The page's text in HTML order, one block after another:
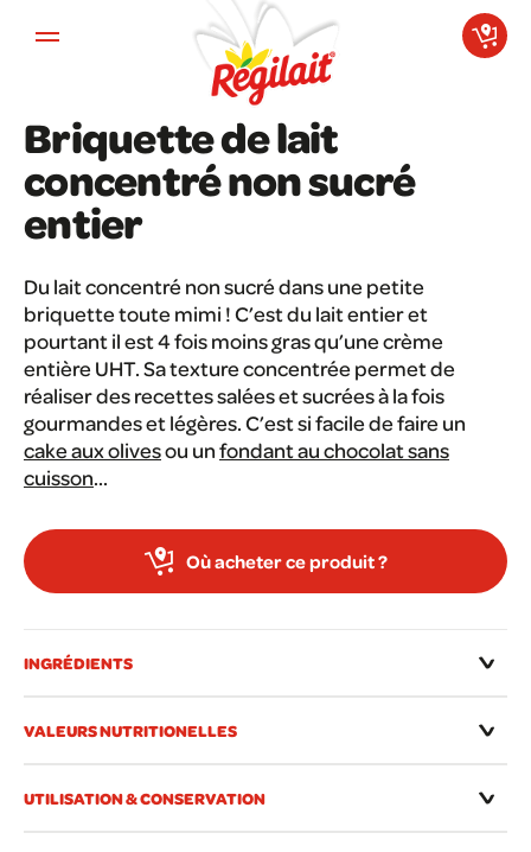
Briquette de lait
concentré non sucré
entier
Du lait concentré non sucré dans une petite
briquette toute mimi ! C’est du lait entier et
pourtant il est 4 fois moins gras qu’une crème
entière UHT. Sa texture concentrée permet de
réaliser des recettes salées et sucrées à la fois
gourmandes et légères. C’est si facile de faire un
cake aux olivesou unfondant au chocolat sans
cuisson…
Où acheter ce produit ?
INGRÉDIENTS
VALEURS NUTRITIONELLES
UTILISATION & CONSERVATION